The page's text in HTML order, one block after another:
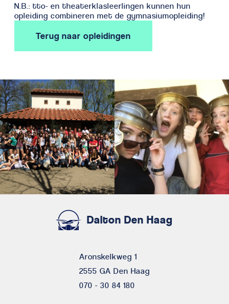
N.B.: tto- en theaterklasleerlingen kunnen hun
opleiding combineren met de gymnasiumopleiding!
Terug naar opleidingen
Dalton Den Haag
Aronskelkweg 1
2555 GA Den Haag
070 - 30 84 180